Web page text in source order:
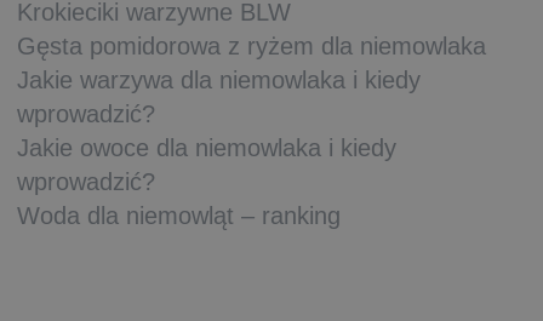
Krokieciki warzywne BLW
Gęsta pomidorowa z ryżem dla niemowlaka
Jakie warzywa dla niemowlaka i kiedy
wprowadzić?
Jakie owoce dla niemowlaka i kiedy
wprowadzić?
Woda dla niemowląt – ranking